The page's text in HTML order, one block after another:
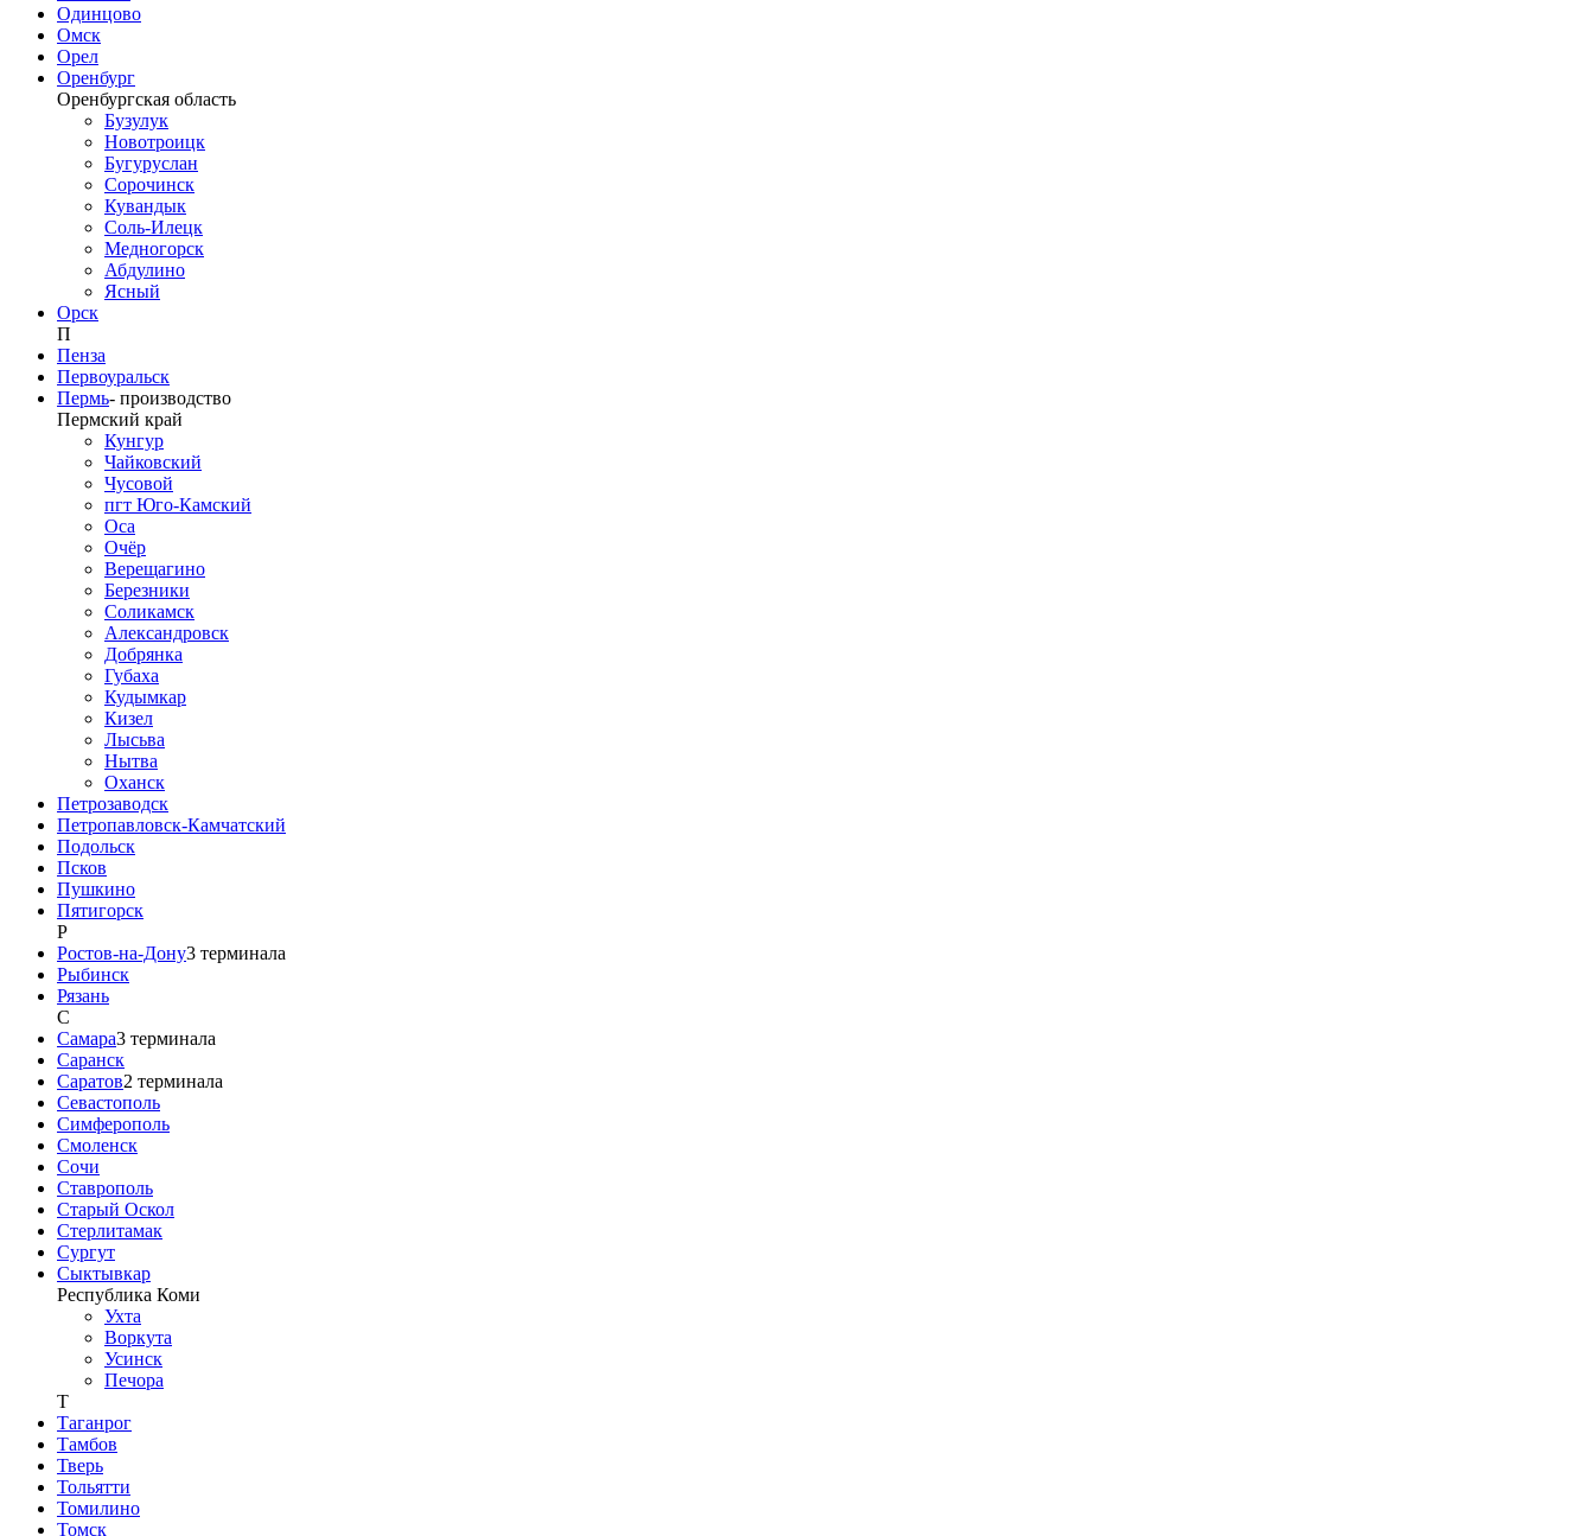
Одинцово
Омск
Орел
Оренбург
Оренбургская область
Бузулук
Новотроицк
Бугуруслан
Сорочинск
Кувандык
Соль-Илецк
Медногорск
Абдулино
Ясный
Орск
П
Пенза
Первоуральск
Пермь- производство
Пермский край
Кунгур
Чайковский
Чусовой
пгт Юго-Камский
Оса
Очёр
Верещагино
Березники
Соликамск
Александровск
Добрянка
Губаха
Кудымкар
Кизел
Лысьва
Нытва
Оханск
Петрозаводск
Петропавловск-Камчатский
Подольск
Псков
Пушкино
Пятигорск
Р
Ростов-на-Дону3 терминала
Рыбинск
Рязань
С
Самара3 терминала
Саранск
Саратов2 терминала
Севастополь
Симферополь
Смоленск
Сочи
Ставрополь
Старый Оскол
Стерлитамак
Сургут
Сыктывкар
Республика Коми
Ухта
Воркута
Усинск
Печора
Т
Таганрог
Тамбов
Тверь
Тольятти
Томилино
Томск